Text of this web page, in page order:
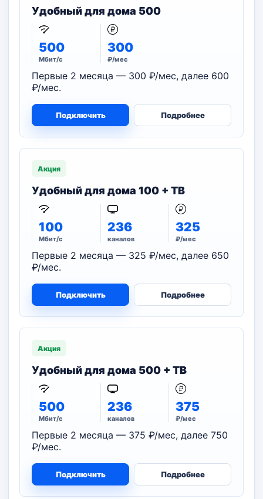
Удобный для дома 500
500
Мбит/с
300
₽/мес
Первые 2 месяца — 300 ₽/мес, далее 600
₽/мес.
Подключить Подробнее
Акция
Удобный для дома 100 + ТВ
100
Мбит/с
236
каналов
325
₽/мес
Первые 2 месяца — 325 ₽/мес, далее 650
₽/мес.
Подключить Подробнее
Акция
Удобный для дома 500 + ТВ
500
Мбит/с
236
каналов
375
₽/мес
Первые 2 месяца — 375 ₽/мес, далее 750
₽/мес.
Подключить Подробнее